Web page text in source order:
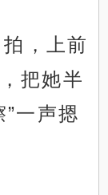
，上前
把她半
一声摁